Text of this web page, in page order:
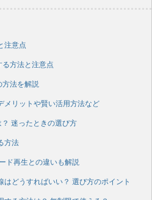
注意点
方法と注意点
方法を解説
メリットや賢い活用方法など
迷ったときの選び方
方法
ド再生との違いも解説
どうすればいい？ 選び方のポイント